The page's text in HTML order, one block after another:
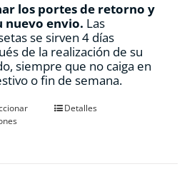
los portes de retorno y
nuevo envio. Las
se sirven 4 días
de la realización de su
siempre que no caiga en
o fin de semana.
EsteDetalles